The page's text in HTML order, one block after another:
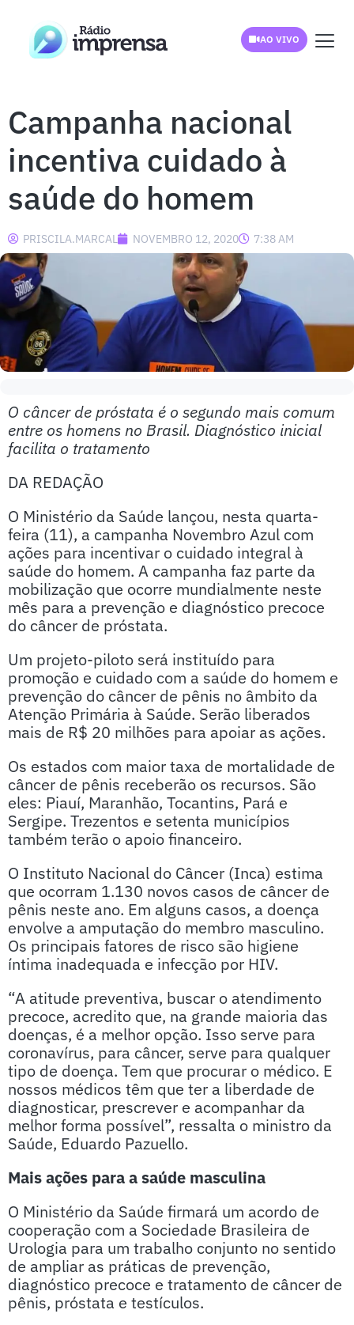
AO VIVO
Campanha nacional
incentiva cuidado à
saúde do homem
PRISCILA.MARCAL NOVEMBRO 12, 2020 7:38 AM
O câncer de próstata é o segundo mais comum
entre os homens no Brasil. Diagnóstico inicial
facilita o tratamento
DA REDAÇÃO
O Ministério da Saúde lançou, nesta quarta-
feira (11), a campanha Novembro Azul com
ações para incentivar o cuidado integral à
saúde do homem. A campanha faz parte da
mobilização que ocorre mundialmente neste
mês para a prevenção e diagnóstico precoce
do câncer de próstata.
Um projeto-piloto será instituído para
promoção e cuidado com a saúde do homem e
prevenção do câncer de pênis no âmbito da
Atenção Primária à Saúde. Serão liberados
mais de R$ 20 milhões para apoiar as ações.
Os estados com maior taxa de mortalidade de
câncer de pênis receberão os recursos. São
eles: Piauí, Maranhão, Tocantins, Pará e
Sergipe. Trezentos e setenta municípios
também terão o apoio financeiro.
O Instituto Nacional do Câncer (Inca) estima
que ocorram 1.130 novos casos de câncer de
pênis neste ano. Em alguns casos, a doença
envolve a amputação do membro masculino.
Os principais fatores de risco são higiene
íntima inadequada e infecção por HIV.
“A atitude preventiva, buscar o atendimento
precoce, acredito que, na grande maioria das
doenças, é a melhor opção. Isso serve para
coronavírus, para câncer, serve para qualquer
tipo de doença. Tem que procurar o médico. E
nossos médicos têm que ter a liberdade de
diagnosticar, prescrever e acompanhar da
melhor forma possível”, ressalta o ministro da
Saúde, Eduardo Pazuello.
Mais ações para a saúde masculina
O Ministério da Saúde firmará um acordo de
cooperação com a Sociedade Brasileira de
Urologia para um trabalho conjunto no sentido
de ampliar as práticas de prevenção,
diagnóstico precoce e tratamento de câncer de
pênis, próstata e testículos.